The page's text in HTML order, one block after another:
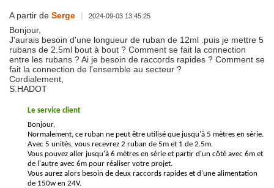
A partir de Serge | 2024-09-03 13:45:25
Bonjour,
J'aurais besoin d'une longueur de ruban de 12ml .puis je mettre 5
rubans de 2.5ml bout à bout ? Comment se fait la connection
entre les rubans ? Ai je besoin de raccords rapides ? Comment se
fait la connection de l'ensemble au secteur ?
Cordialement,
S.HADOT
Le service client
Bonjour,
Normalement, ce ruban ne peut être utilisé que jusqu'à 5 mètres en série.
Avec 5 unités, vous recevrez 2 ruban de 5m et 1 de 2.5m.
Vous pouvez aller jusqu'à 6 mètres en série et partir d'un côté avec 6m et
de l'autre avec 6m pour réaliser votre projet.
Vous aurez alors besoin de deux raccords rapides et d'une alimentation
de 150w en 24V.